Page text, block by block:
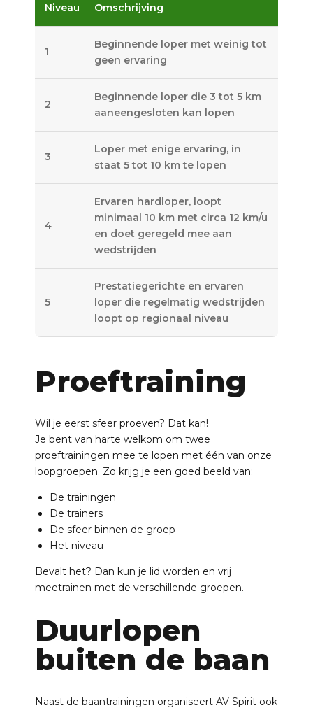
Niveau Omschrijving
1
Beginnende loper met weinig tot
geen ervaring
2
Beginnende loper die 3 tot 5 km
aaneengesloten kan lopen
3
Loper met enige ervaring, in
staat 5 tot 10 km te lopen
4
Ervaren hardloper, loopt
minimaal 10 km met circa 12 km/u
en doet geregeld mee aan
wedstrijden
5
Prestatiegerichte en ervaren
loper die regelmatig wedstrijden
loopt op regionaal niveau
Proeftraining
Wil je eerst sfeer proeven? Dat kan!
Je bent van harte welkom om twee
proeftrainingen mee te lopen met één van onze
loopgroepen. Zo krijg je een goed beeld van:
De trainingen
De trainers
De sfeer binnen de groep
Het niveau
Bevalt het? Dan kun je lid worden en vrij
meetrainen met de verschillende groepen.
Duurlopen
buiten de baan
Naast de baantrainingen organiseert AV Spirit ook